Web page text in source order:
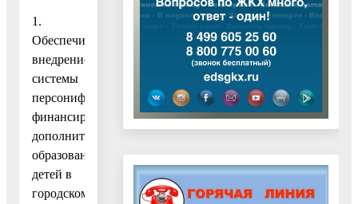
1.
Обеспечить
внедрение
системы
персонифицированного
финансирования
дополнительного
образования
детей в
городском